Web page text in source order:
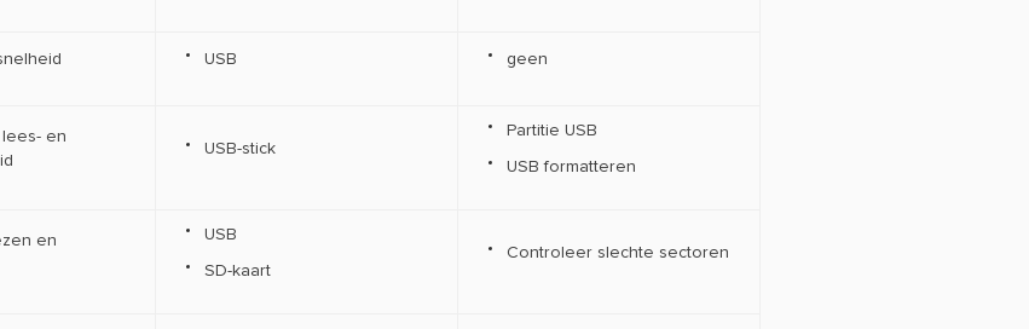
USB geen
en
USB-stick
Partitie USB
USB formatteren
en
USB
SD-kaart
Controleer slechte sectoren